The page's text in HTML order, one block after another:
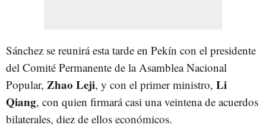
Sánchez se reunirá esta tarde en Pekín con el presidente
del Comité Permanente de la Asamblea Nacional
Popular, Zhao Leji, y con el primer ministro, Li
Qiang, con quien firmará casi una veintena de acuerdos
bilaterales, diez de ellos económicos.